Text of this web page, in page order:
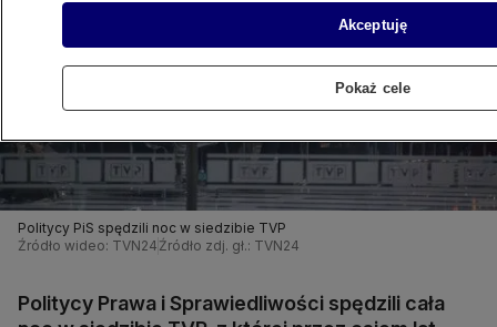
Politycy PiS spędzili noc w siedzibie TVP
Źródło wideo: TVN24 Źródło zdj. gł.: TVN24
Politycy Prawa i Sprawiedliwości spędzili cała
Akceptuję
Pokaż cele